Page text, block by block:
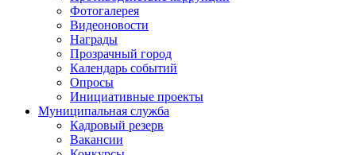
Фотогалерея
Видеоновости
Награды
Прозрачный город
Календарь событий
Опросы
Инициативные проекты
Муниципальная служба
Кадровый резерв
Вакансии